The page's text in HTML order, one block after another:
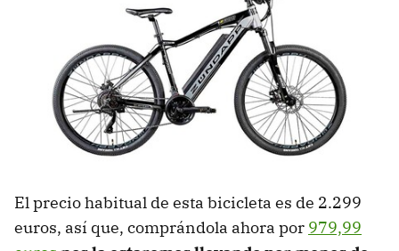
El precio habitual de esta bicicleta es de 2.299
euros, así que, comprándola ahora por 979,99